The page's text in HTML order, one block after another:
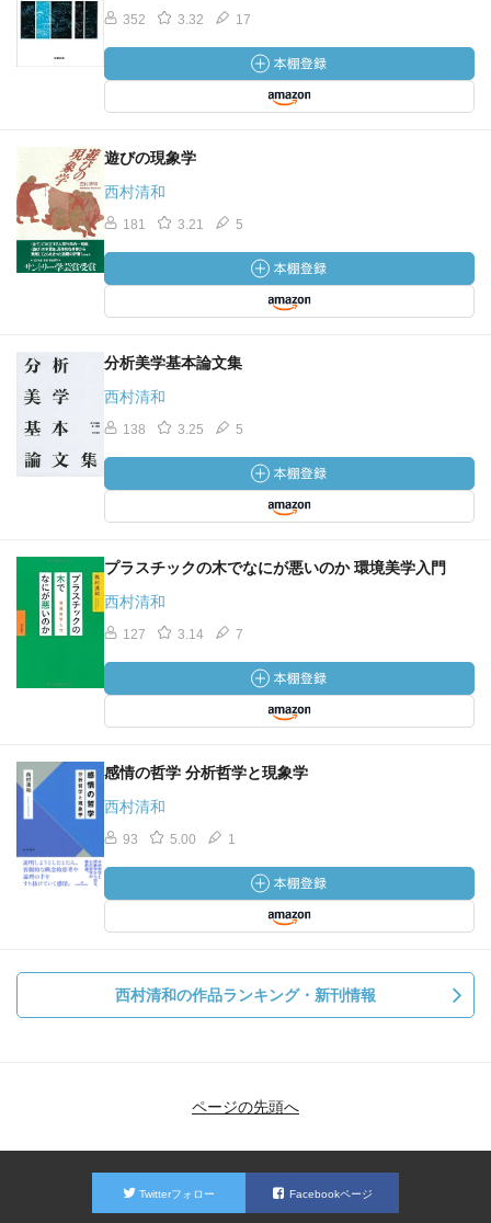
352 3.32 17
遊びの現象学
西村清和
181 3.21 5
分析美学基本論文集
西村清和
138 3.25 5
プラスチックの木でなにが悪いのか 環境美学入門
西村清和
127 3.14 7
感情の哲学 分析哲学と現象学
西村清和
93 5.00 1
西村清和の作品ランキング・新刊情報
ページの先頭へ
Twitterフォロー Facebookページ